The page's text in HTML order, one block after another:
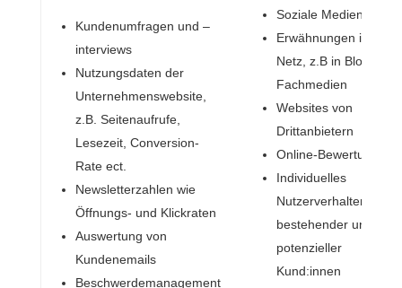
Kundenumfragen und –
interviews
Nutzungsdaten der
Unternehmenswebsite,
z.B. Seitenaufrufe,
Lesezeit, Conversion-
Rate ect.
Newsletterzahlen wie
Öffnungs- und Klickraten
Auswertung von
Kundenemails
Beschwerdemanagement
Soziale Medien
Erwähnungen im
Netz, z.B in Blog und
Fachmedien
Websites von
Drittanbietern
Online-Bewertungen
Individuelles
Nutzerverhalten
bestehender und
potenzieller
Kund:innen